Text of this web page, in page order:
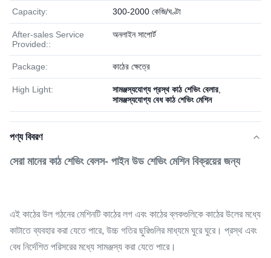
Capacity: 300-2000 কেজি/ঘণ্টা
After-sales Service
Provided::
অনলাইন সাপোর্ট
Package: কাঠের ক্ষেত্রে
High Light: সামঞ্জস্যযোগ্য প্রস্থ কাঠ শেভিং বেলার
সামঞ্জস্যযোগ্য বেধ কাঠ শেভিং মেশিন
পণ্য বিবরণ
সেরা মানের কাঠ শেভিং বেলস- পাইন উড শেভিং মেশিন বিক্রয়ের জন্য
এই কাঠের উল গঠনের মেশিনটি কাঠের লগ এবং কাঠের ব্লকগুলিকে কাঠের উলের মধ্যে
কাটাতে ব্যবহার করা যেতে পারে, উচ্চ গতির ছুরিগুলির মাধ্যমে ঘুরে ঘুরে। প্রস্থ এবং
বেধ নির্দেশিত পরিসরের মধ্যে সামঞ্জস্য করা যেতে পারে।